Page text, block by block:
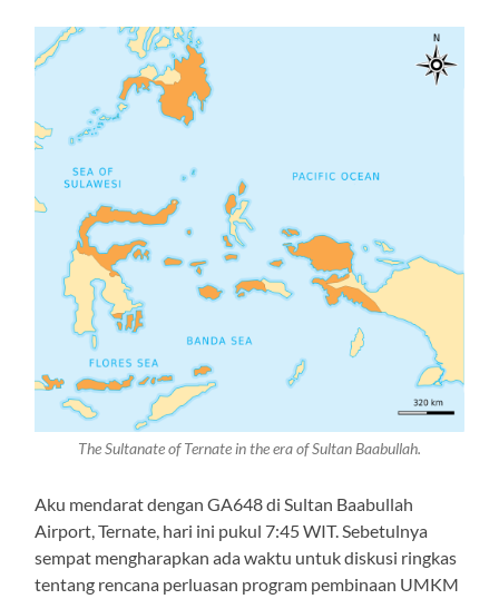
The Sultanate of Ternate in the era of Sultan Baabullah.
Aku mendarat dengan GA648 di Sultan Baabullah
Airport, Ternate, hari ini pukul 7:45 WIT. Sebetulnya
sempat mengharapkan ada waktu untuk diskusi ringkas
tentang rencana perluasan program pembinaan UMKM